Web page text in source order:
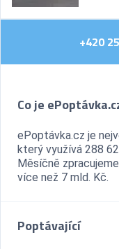
+420
Co je
ePoptávka.cz je
který využívá 288
Měsíčně
více než 7 mld. Kč.
Poptávající